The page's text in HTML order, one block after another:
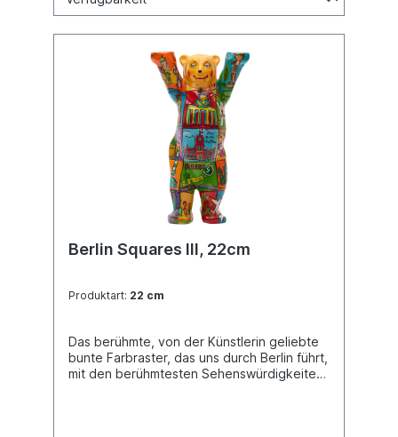
Berlin Squares III, 22cm
Produktart: 22 cm
Das berühmte, von der Künstlerin geliebte
bunte Farbraster, das uns durch Berlin führt,
mit den berühmtesten Sehenswürdigkeiten